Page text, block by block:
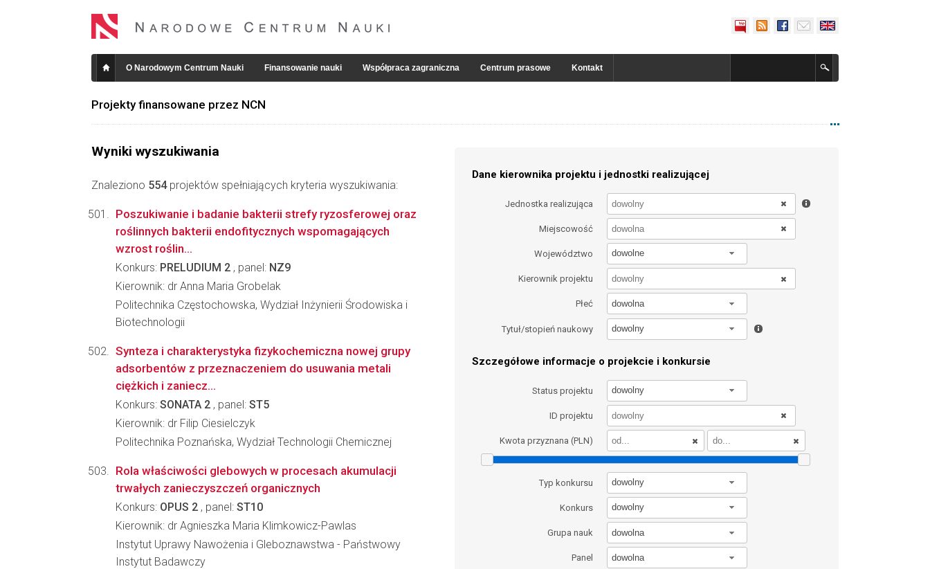
O Narodowym Centrum Nauki Finansowanie nauki Współpraca zagraniczna Centrum prasowe Kontakt
Projekty finansowane przez NCN
Wyniki wyszukiwania
Znaleziono 554projektów spełniających kryteria wyszukiwania:
Dane kierownika projektu i jednostki realizującej
Jednostka realizująca
Miejscowość
Województwo dowolne
Kierownik projektu
Płeć dowolna
Tytuł/stopień naukowy dowolny
Szczegółowe informacje o projekcie i konkursie
Status projektu dowolny
ID projektu
Kwota przyznana (PLN)
Typ konkursu dowolny
Konkurs dowolny
Grupa nauk dowolna
Panel dowolna
Poszukiwanie i badanie bakterii strefy ryzosferowej oraz
roślinnych bakterii endofitycznych wspomagających
wzrost roślin...
Konkurs: PRELUDIUM 2 , panel: NZ9
Kierownik: dr Anna Maria Grobelak
Politechnika Częstochowska, Wydział Inżynierii Środowiska i
Biotechnologii
Synteza i charakterystyka fizykochemiczna nowej grupy
adsorbentów z przeznaczeniem do usuwania metali
ciężkich i zaniecz...
Konkurs: SONATA 2 , panel: ST5
Kierownik: dr Filip Ciesielczyk
Politechnika Poznańska, Wydział Technologii Chemicznej
Rola właściwości glebowych w procesach akumulacji
trwałych zanieczyszczeń organicznych
Konkurs: OPUS 2 , panel: ST10
Kierownik: dr Agnieszka Maria Klimkowicz-Pawlas
Instytut Uprawy Nawożenia i Gleboznawstwa - Państwowy
Instytut Badawczy